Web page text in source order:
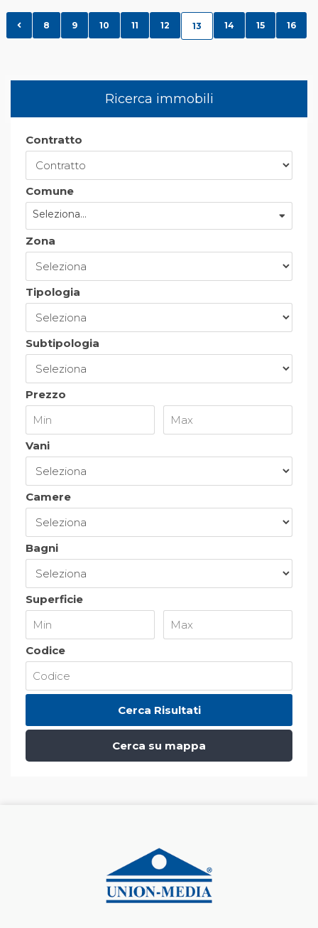
8 9 10 11 12 13 14 15 16
Ricerca immobili
Contratto
Comune
Seleziona...
Zona
Tipologia
Subtipologia
Prezzo
Vani
Camere
Bagni
Superficie
Codice
Cerca su mappa